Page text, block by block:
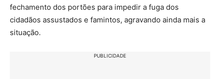
fechamento dos portões para impedir a fuga dos
cidadãos assustados e famintos, agravando ainda mais a
situação.
PUBLICIDADE